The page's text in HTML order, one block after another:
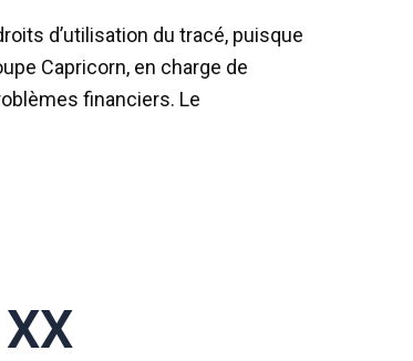
d’utilisation du tracé, puisque
Capricorn, en charge de
financiers. Le